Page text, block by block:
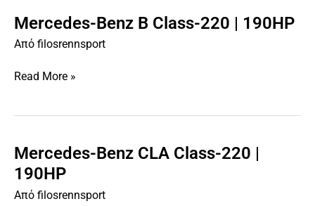
Mercedes-Benz B Class-220 | 190HP
Από filosrennsport
Mercedes-
Benz
Class-
190HP
Read More »
Mercedes-Benz CLA Class-220 |
190HP
Από filosrennsport
Mercedes-
Benz
CLA
Class-